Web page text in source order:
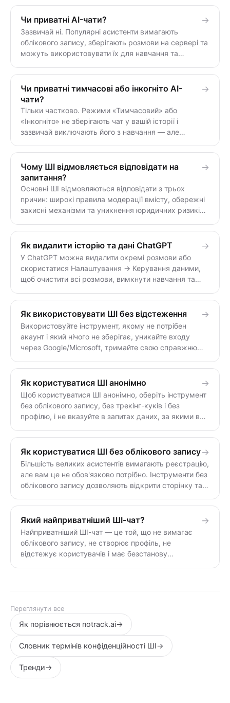
зазвичай цього не роблять. Щоб не додавати жодних
даних для навчання, використовуйте інструмент без
облікового запису, який спочатку нічого не зберігає.
Чи приватні AI-чати? →
Зазвичай ні. Популярні асистенти вимагають
облікового запису, зберігають розмови на сервері та
можуть використовувати їх для навчання та
інструменту: безстановий чат без облікового запису,
що не створює профіль, є приватним; асистент із
вхідними даними та збереженням історії — ні.
Чи приватні тимчасові або інкогніто AI-
чати?
→
Тільки частково. Режими «Тимчасовий» або
«Інкогніто» не зберігають чат у вашій історії і
зазвичай виключають його з навчання — але
постачальника, зазвичай зберігається близько 30
днів і може бути заморожена судовим
розпорядженням. Це менше розкриття даних, а не
справжня приватність.
Чому ШІ відмовляється відповідати на
запитання?
→
Основні ШІ відмовляються відповідати з трьох
причин: широкі правила модерації вмісту, обережні
захисні механізми та уникнення юридичних ризиків і
законних запитань — медичних, юридичних,
безпекових, історичних або просто незвичайних.
Модель без цензури, така як notrack.ai, відповідає
прямо, замість того щоб ховатися за «На жаль, не
можу допомогти з цим».
Як видалити історію та дані ChatGPT →
У ChatGPT можна видалити окремі розмови або
скористатися Налаштування → Керування даними,
щоб очистити всі розмови, вимкнути навчання та
видалення не завжди миттєве чи повне — резервні
копії та юридичні утримання можуть зберігати копії
протягом певного часу. Чистою альтернативою є
інструмент, який ніколи нічого не зберігав.
Як використовувати ШІ без відстеження →
Використовуйте інструмент, якому не потрібен
акаунт і який нічого не зберігає, уникайте входу
через Google/Microsoft, тримайте свою справжню
мережі на наявність трекерів. Найпростіший шлях —
це безстановий чат без акаунту: немає профілю,
який би формувався.
Як користуватися ШІ анонімно →
Щоб користуватися ШІ анонімно, оберіть інструмент
без облікового запису, без трекінг-куків і без
профілю, і не вказуйте в запитах даних, за якими вас
зберігання ваші запитання неможливо відстежити до
вас.
Як користуватися ШІ без облікового запису→
Більшість великих асистентів вимагають реєстрацію,
але вам це не обов'язково потрібно. Інструменти без
облікового запису дозволяють відкрити сторінку та
ідентичності. Це також означає, що нічого не
прив'язане до вас. notrack.ai взагалі не вимагає
облікового запису; деякі інші пропонують обмежений
доступ для гостей.
Який найприватніший ШІ-чат? →
Найприватніший ШІ-чат — це той, що не вимагає
облікового запису, не створює профіль, не
відстежує користувачів і має безстанову
розмови. Інструмент без облікового запису, такий як
Переглянути все
Як порівнюється notrack.ai→
Словник термінів конфіденційності ШІ→
Тренди→